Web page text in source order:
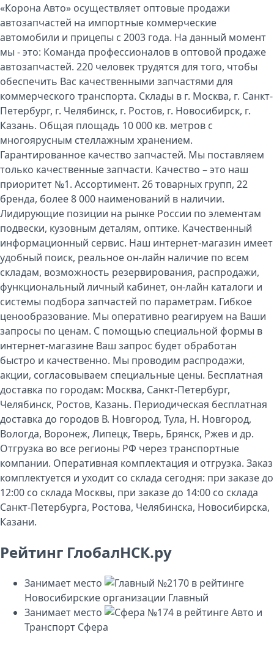
«Корона Авто» осуществляет оптовые продажи
автозапчастей на импортные коммерческие
автомобили и прицепы с 2003 года. На данный момент
мы - это: Команда профессионалов в оптовой продаже
автозапчастей. 220 человек трудятся для того, чтобы
обеспечить Вас качественными запчастями для
коммерческого транспорта. Склады в г. Москва, г. Санкт-
Петербург, г. Челябинск, г. Ростов, г. Новосибирск, г.
Казань. Общая площадь 10 000 кв. метров с
многоярусным стеллажным хранением.
Гарантированное качество запчастей. Мы поставляем
только качественные запчасти. Качество – это наш
приоритет №1. Ассортимент. 26 товарных групп, 22
бренда, более 8 000 наименований в наличии.
Лидирующие позиции на рынке России по элементам
подвески, кузовным деталям, оптике. Качественный
информационный сервис. Наш интернет-магазин имеет
удобный поиск, реальное он-лайн наличие по всем
складам, возможность резервирования, распродажи,
функциональный личный кабинет, он-лайн каталоги и
системы подбора запчастей по параметрам. Гибкое
ценообразование. Мы оперативно реагируем на Ваши
запросы по ценам. С помощью специальной формы в
интернет-магазине Ваш запрос будет обработан
быстро и качественно. Мы проводим распродажи,
акции, согласовываем специальные цены. Бесплатная
доставка по городам: Москва, Санкт-Петербург,
Челябинск, Ростов, Казань. Периодическая бесплатная
доставка до городов В. Новгород, Тула, Н. Новгород,
Вологда, Воронеж, Липецк, Тверь, Брянск, Ржев и др.
Отгрузка во все регионы РФ через транспортные
компании. Оперативная комплектация и отгрузка. Заказ
комплектуется и уходит со склада сегодня: при заказе до
12:00 со склада Москвы, при заказе до 14:00 со склада
Санкт-Петербурга, Ростова, Челябинска, Новосибирска,
Казани.
Рейтинг ГлобалНСК.ру
Занимает место №2170 в рейтинге
Новосибирские организации Главный
Занимает место
№174 в рейтингеАвто и
Транспорт Сфера